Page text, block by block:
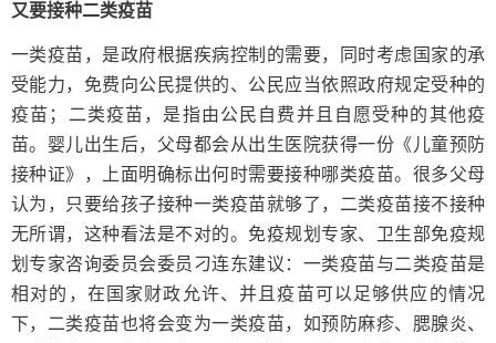
又要接种二类疫苗
一类疫苗，是政府根据疾病控制的需要，同时考虑国家的承
受能力，免费向公民提供的、公民应当依照政府规定受种的
疫苗；二类疫苗，是指由公民自费并且自愿受种的其他疫
苗。婴儿出生后，父母都会从出生医院获得一份《儿童预防
接种证》，上面明确标出何时需要接种哪类疫苗。很多父母
认为，只要给孩子接种一类疫苗就够了，二类疫苗接不接种
无所谓，这种看法是不对的。免疫规划专家、卫生部免疫规
划专家咨询委员会委员刁连东建议：一类疫苗与二类疫苗是
相对的，在国家财政允许、并且疫苗可以足够供应的情况
下，二类疫苗也将会变为一类疫苗，如预防麻疹、腮腺炎、